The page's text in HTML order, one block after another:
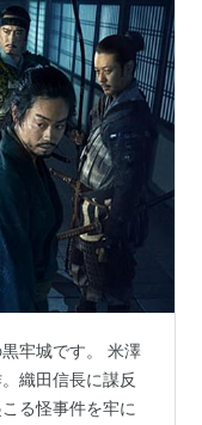
牢城です。 米澤
織田信長に謀反
る怪事件を牢に